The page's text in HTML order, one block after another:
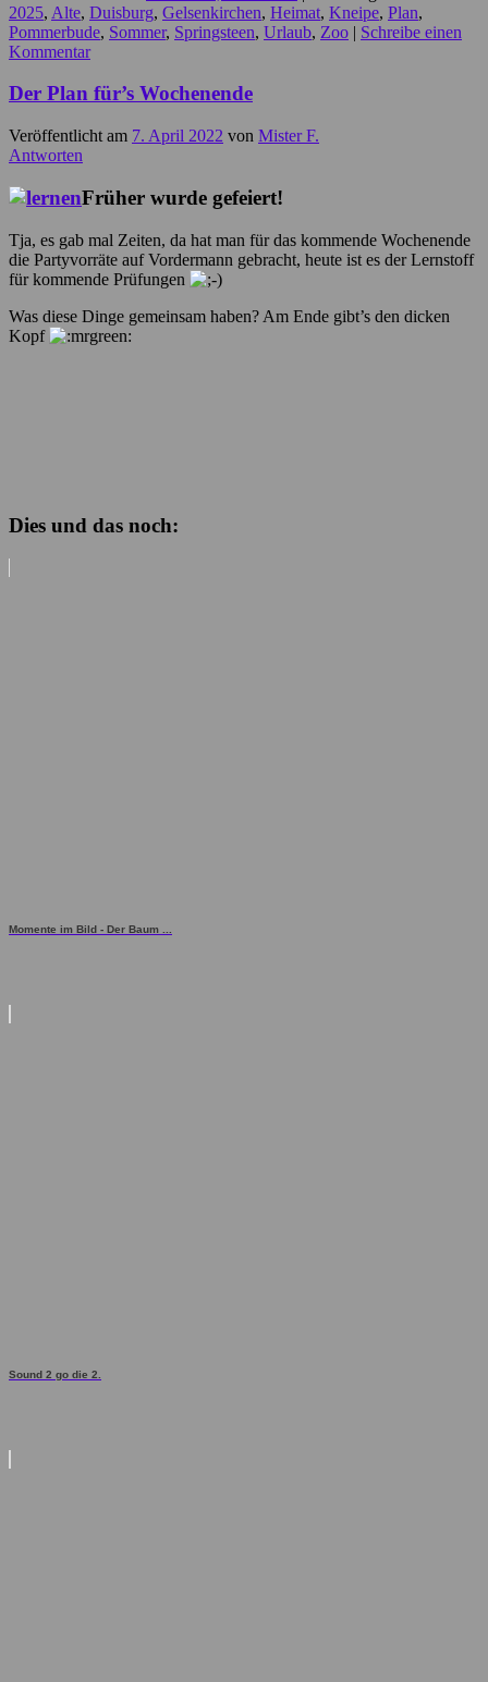
2025, Alte, Duisburg, Gelsenkirchen, Heimat, Kneipe, Plan,
Pommerbude, Sommer, Springsteen, Urlaub, Zoo | Schreibe einen
Kommentar
Der Plan für’s Wochenende
Veröffentlicht am 7. April 2022 von Mister F.
Antworten
Früher wurde gefeiert!
Tja, es gab mal Zeiten, da hat man für das kommende Wochenende
die Partyvorräte auf Vordermann gebracht, heute ist es der Lernstoff
für kommende Prüfungen
Was diese Dinge gemeinsam haben? Am Ende gibt’s den dicken
Kopf
Dies und das noch:
Momente im Bild - Der Baum ...
Sound 2 go die 2.